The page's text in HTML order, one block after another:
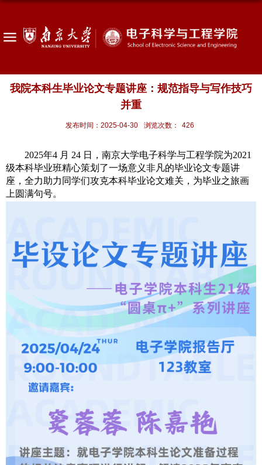
我院本科生毕业论文专题讲座：规范指导与写作技巧
并重
发布时间：2025-04-30 浏览次数： 426
2025年4 月 24 日，南京大学电子科学与工程学院为2021
级本科毕业班精心策划了一场意义非凡的毕业论文专题讲
座，全力助力同学们攻克本科毕业论文难关，为毕业之旅画
上圆满句号。